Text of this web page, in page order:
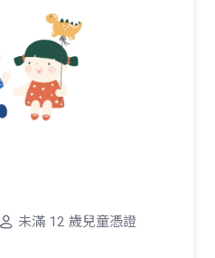
未滿 12 歲兒童憑證